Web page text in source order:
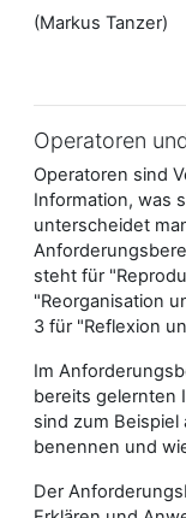
(Markus Tanzer)
Operatoren
Operatoren sind
Information, was
unterscheidet
steht für
"Reorganisation
3 für "Reflexion
Im
bereits gelernten
sind zum
benennen und
Der